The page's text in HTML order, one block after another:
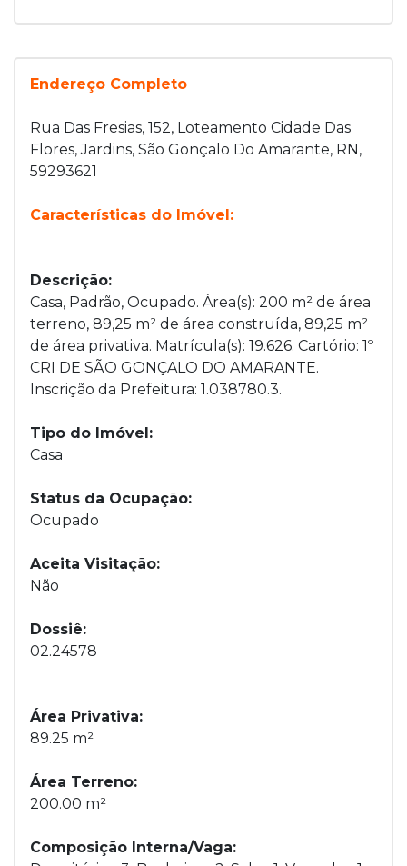
Endereço Completo
Rua Das Fresias, 152, Loteamento Cidade Das
Flores, Jardins, São Gonçalo Do Amarante, RN,
59293621
Características do Imóvel:
Descrição:
Casa, Padrão, Ocupado. Área(s): 200 m² de área
terreno, 89,25 m² de área construída, 89,25 m²
de área privativa. Matrícula(s): 19.626. Cartório: 1º
CRI DE SÃO GONÇALO DO AMARANTE.
Inscrição da Prefeitura: 1.038780.3.
Tipo do Imóvel:
Casa
Status da Ocupação:
Ocupado
Aceita Visitação:
Não
Dossiê:
02.24578
Área Privativa:
89.25 m²
Área Terreno:
200.00 m²
Composição Interna/Vaga: